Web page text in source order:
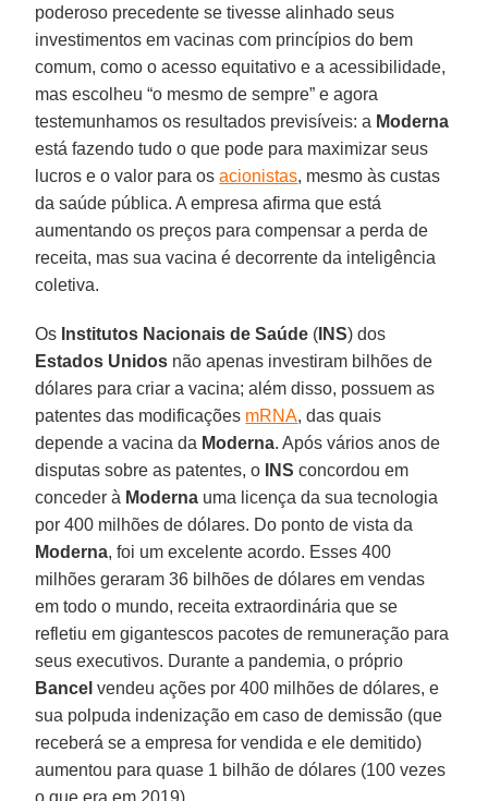
poderoso precedente se tivesse alinhado seus
investimentos em vacinas com princípios do bem
comum, como o acesso equitativo e a acessibilidade,
mas escolheu “o mesmo de sempre” e agora
testemunhamos os resultados previsíveis: a Moderna
está fazendo tudo o que pode para maximizar seus
lucros e o valor para osacionistas, mesmo às custas
da saúde pública. A empresa afirma que está
aumentando os preços para compensar a perda de
receita, mas sua vacina é decorrente da inteligência
coletiva.
Os Institutos Nacionais de Saúde ( INS) dos
Estados Unidos não apenas investiram bilhões de
dólares para criar a vacina; além disso, possuem as
patentes das modificações mRNA, das quais
depende a vacina da Moderna. Após vários anos de
disputas sobre as patentes, o
INS concordou em
conceder à Moderna uma licença da sua tecnologia
por 400 milhões de dólares. Do ponto de vista da
Moderna, foi um excelente acordo. Esses 400
milhões geraram 36 bilhões de dólares em vendas
em todo o mundo, receita extraordinária que se
refletiu em gigantescos pacotes de remuneração para
seus executivos. Durante a pandemia, o próprio
Bancel vendeu ações por 400 milhões de dólares, e
sua polpuda indenização em caso de demissão (que
receberá se a empresa for vendida e ele demitido)
aumentou para quase 1 bilhão de dólares (100 vezes
o que era em 2019).